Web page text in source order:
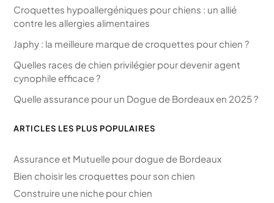
Croquettes hypoallergéniques pour chiens : un allié
contre les allergies alimentaires
Japhy : la meilleure marque de croquettes pour chien ?
Quelles races de chien privilégier pour devenir agent
cynophile efficace ?
Quelle assurance pour un Dogue de Bordeaux en 2025 ?
ARTICLES LES PLUS POPULAIRES
Assurance et Mutuelle pour dogue de Bordeaux
Bien choisir les croquettes pour son chien
Construire une niche pour chien